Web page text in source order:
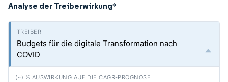
Analyse der Treiberwirkung*
Budgets für die digitale Transformation nach
COVID